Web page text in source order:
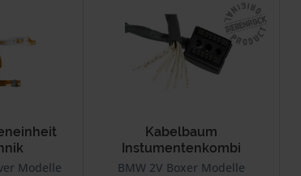
Modelle
Kabelbaum
Instumentenkombi
Reparatursatz
BMW 2V Boxer Modelle